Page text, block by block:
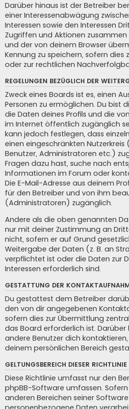
Darüber hinaus ist der Betreiber
einer Interessenabwägung
Interessen sowie den Interessen
Zugriffen und Aktionen zusammen
und der von deinem Browser
Kennung zu speichern, sofern dies
oder zur rechtlichen
REGELUNGEN BEZÜGLICH DER
Zweck eines Boards ist es, einen
Personen zu ermöglichen. Du bist
die Daten deines Profils und die
im Internet öffentlich zugänglich
kann jedoch festlegen, dass
einen eingeschränkten Nutzerkreis
Benutzer, Administratoren etc.)
Fragen dazu hast, suche nach
Informationen im Forum oder
Die E-Mail-Adresse aus deinem
für den Betreiber und von ihm
(Administratoren) zugänglich.
Andere als die oben genannten
nur mit deiner Zustimmung an
nicht, sofern er auf Grund
Weitergabe der Daten (z. B. an
verpflichtet ist oder die Daten zur
Interessen erforderlich sind.
GESTATTUNG DER
Du gestattest dem Betreiber
den von dir angegebenen
sofern dies zur Übermittlung
das Board erforderlich ist.
andere Benutzer dich
deinem persönlichen Bereich
GELTUNGSBEREICH DIESER RICHTLINIE
Diese Richtlinie umfasst nur den
phpBB-Software umfassen.
anderen Bereichen seiner